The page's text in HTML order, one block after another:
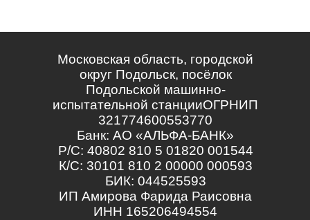
Московская область, городской
округ Подольск, посёлок
Подольской машинно-
испытательной станцииОГРНИП
321774600553770
Банк: АО «АЛЬФА-БАНК»
Р/С: 40802 810 5 01820 001544
К/С: 30101 810 2 00000 000593
БИК: 044525593
ИП Амирова Фарида Раисовна
ИНН 165206494554